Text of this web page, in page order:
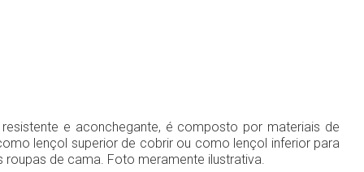
e aconchegante, é composto por materiais de
lençol superior de cobrir ou como lençol inferior para
de cama. Foto meramente ilustrativa.